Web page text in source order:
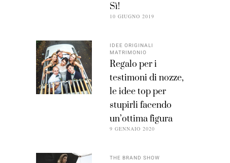
Sì!
10 GIUGNO 2019
IDEE ORIGINALI
MATRIMONIO
Regalo per i
testimoni di nozze,
le idee top per
stupirli facendo
un’ottima figura
9 GENNAIO 2020
THE BRAND SHOW